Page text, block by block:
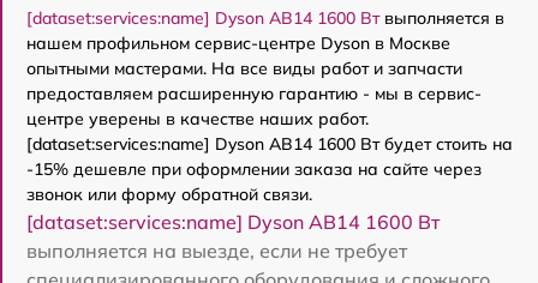
[dataset:services:name] Dyson AB14 1600 Втвыполняется в
нашем профильном сервис-центре Dyson в Москве
опытными мастерами. На все виды работ и запчасти
предоставляем расширенную гарантию - мы в сервис-
центре уверены в качестве наших работ.
[dataset:services:name] Dyson AB14 1600 Вт будет стоить на
-15% дешевле при оформлении заказа на сайте через
звонок или форму обратной связи.
[dataset:services:name] Dyson AB14 1600 Вт
выполняется на выезде, если не требует